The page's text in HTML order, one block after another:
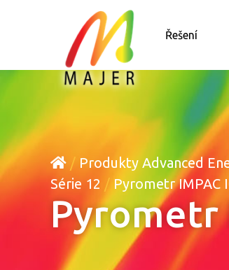
Řešení
/ Produkty Advanced
Série 12 / Pyrometr IMPAC
Pyrometr